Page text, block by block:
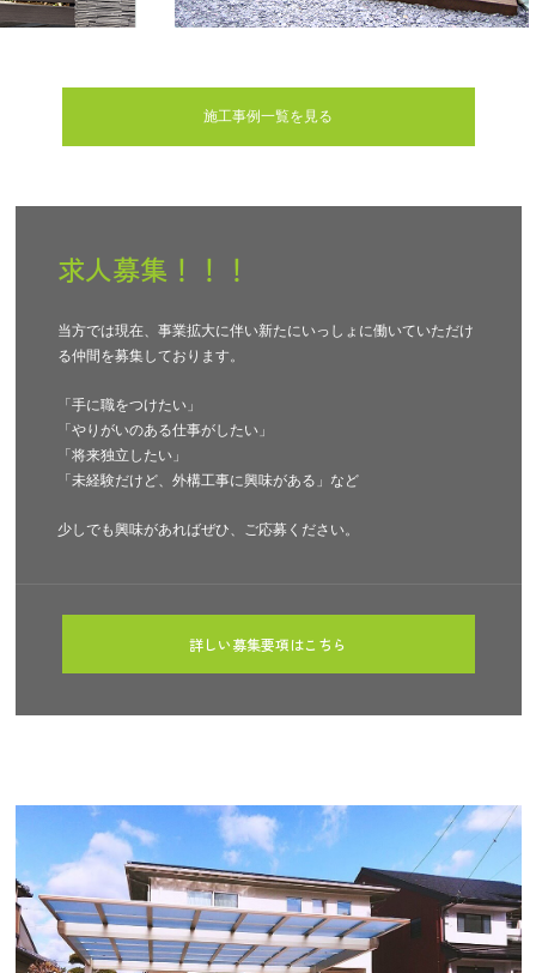
施工事例一覧を見る
求人募集！！！
当方では現在、事業拡大に伴い新たにいっしょに働いていただけ
る仲間を募集しております。
「手に職をつけたい」
「やりがいのある仕事がしたい」
「将来独立したい」
「未経験だけど、外構工事に興味がある」など
少しでも興味があればぜひ、ご応募ください。
詳しい募集要項はこちら